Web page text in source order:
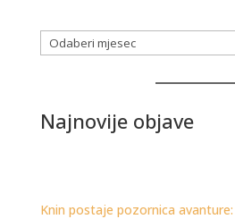
Arhiva
Najnovije objave
Knin postaje pozornica